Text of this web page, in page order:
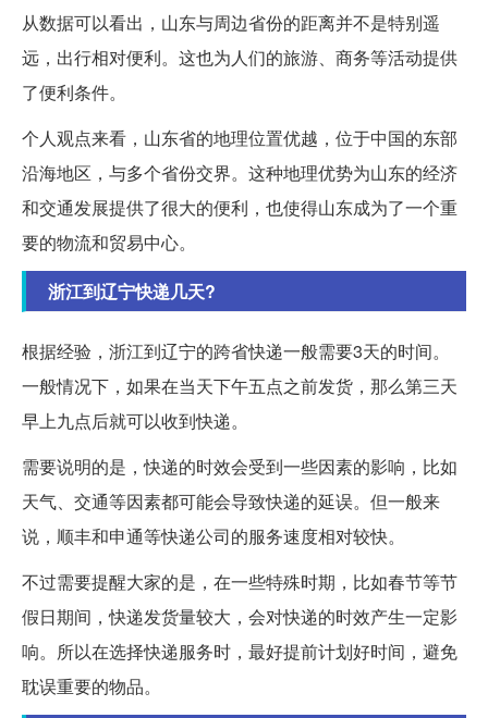
从数据可以看出，山东与周边省份的距离并不是特别遥
远，出行相对便利。这也为人们的旅游、商务等活动提供
了便利条件。
个人观点来看，山东省的地理位置优越，位于中国的东部
沿海地区，与多个省份交界。这种地理优势为山东的经济
和交通发展提供了很大的便利，也使得山东成为了一个重
要的物流和贸易中心。
浙江到辽宁快递几天?
根据经验，浙江到辽宁的跨省快递一般需要3天的时间。
一般情况下，如果在当天下午五点之前发货，那么第三天
早上九点后就可以收到快递。
需要说明的是，快递的时效会受到一些因素的影响，比如
天气、交通等因素都可能会导致快递的延误。但一般来
说，顺丰和申通等快递公司的服务速度相对较快。
不过需要提醒大家的是，在一些特殊时期，比如春节等节
假日期间，快递发货量较大，会对快递的时效产生一定影
响。所以在选择快递服务时，最好提前计划好时间，避免
耽误重要的物品。